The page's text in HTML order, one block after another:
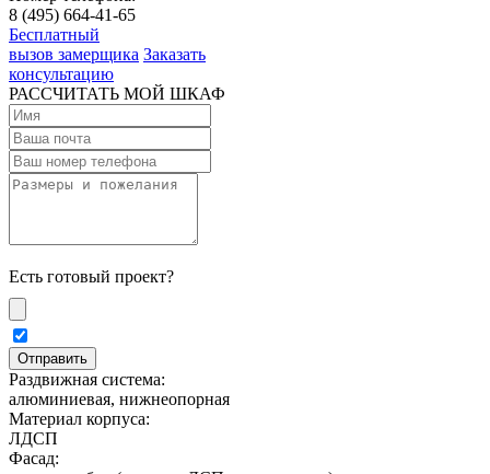
8 (495) 664-41-65
Бесплатный
вызов замерщика Заказать
консультацию
РАССЧИТАТЬ МОЙ ШКАФ
Есть готовый проект?
Раздвижная система:
алюминиевая, нижнеопорная
Материал корпуса:
ЛДСП
Фасад: